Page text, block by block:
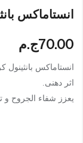
انستاماكس
70.00ج.م
انستاماكس
اثر دهنى.
يعزز شفاء الجروح و